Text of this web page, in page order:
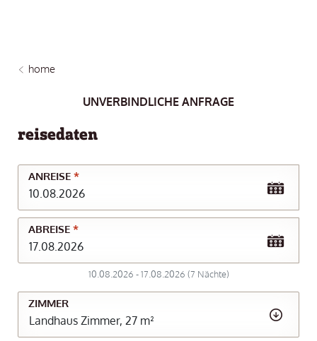
home
UNVERBINDLICHE ANFRAGE
reisedaten
ANREISE *
ABREISE *
10.08.2026 -17.08.2026 (7 Nächte)
ZIMMER